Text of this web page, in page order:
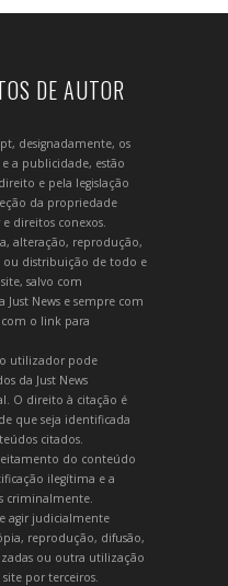
DE AUTOR
designadamente, os
e a publicidade, estão
e pela legislação
da propriedade
direitos conexos.
alteração, reprodução,
ou distribuição de todo e
salvo com
News e sempre com
com o link para
utilizador pode
da Just News
O direito à citação é
que seja identificada
citados.
do conteúdo
ilegítima e a
criminalmente.
agir judicialmente
reprodução, difusão,
ou outra utilização
por terceiros.